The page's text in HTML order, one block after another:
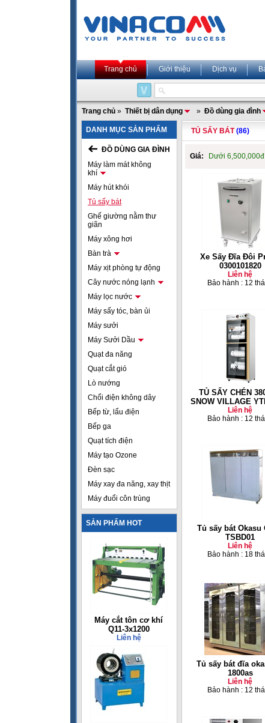
Trang chủ Giới thiệu Dịch vụ
Trang chủ » Thiết bị dân dụng » Đồ dùng gia đình
DANH MỤC SẢN PHẨM
ĐỒ DÙNG GIA ĐÌNH
Máy làm mát không
khí
Máy hút khói
Tủ sấy bát
Ghế giường nằm thư
giãn
Máy xông hơi
Bàn trà
Máy xịt phòng tự động
Cây nước nóng lạnh
Máy lọc nước
Máy sấy tóc, bàn ủi
Máy sưởi
Máy Sưởi Dầu
Quạt đa năng
Quạt cắt gió
Lò nướng
Chổi điện không dây
Bếp từ, lẩu điện
Bếp ga
Quạt tích điện
Máy tạo Ozone
Đèn sạc
Máy xay đa năng, xay thịt
Máy đuổi côn trùng
SẢN PHẨM HOT
Máy cắt tôn cơ khí
Q11-3x1200
Liên hệ
TỦ SẤY BÁT (86)
Giá: Dưới 6,500,000đ
Xe Sấy Đĩa Đôi
0300101820
Liên hệ
Bảo hành : 12
TỦ SẤY CHÉN
SNOW VILLAGE
Liên hệ
Bảo hành : 12
Tủ sấy bát Okasu
TSBD01
Liên hệ
Bảo hành : 18
Tủ sấy bát đĩa
1800as
Liên hệ
Bảo hành : 12